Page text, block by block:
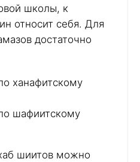
школы, к
относит себя. Для
достаточно
ханафитскому
шафиитскому
шиитов можно